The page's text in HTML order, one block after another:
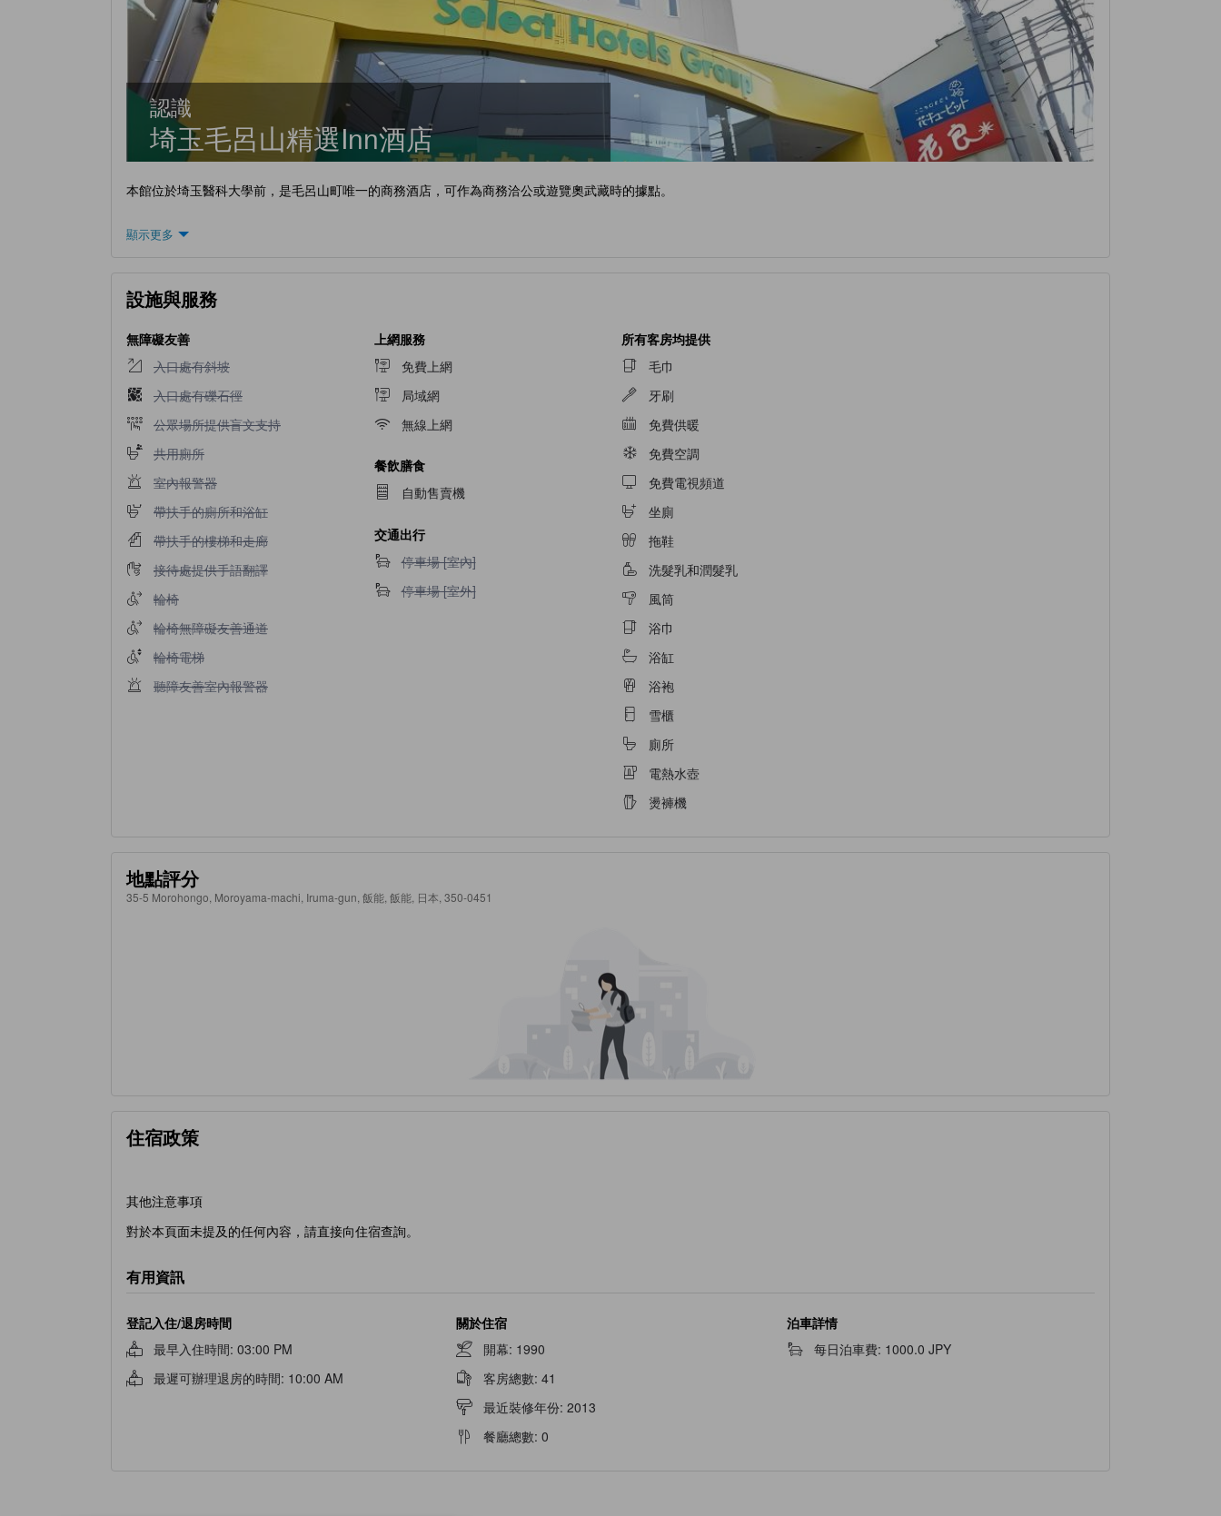
認識
埼玉毛呂山精選Inn酒店
本館位於埼玉醫科大學前，是毛呂山町唯一的商務酒店，可作為商務洽公或遊覽奧武藏時的據點。
顯示更多
設施與服務
無障礙友善
入口處有斜坡不適用
入口處有斜坡
入口處有礫石徑不適用
入口處有礫石徑
公眾場所提供盲文支持不適用
公眾場所提供盲文支持
共用廁所不適用
共用廁所
室內報警器不適用
室內報警器
帶扶手的廁所和浴缸不適用
帶扶手的廁所和浴缸
帶扶手的樓梯和走廊不適用
帶扶手的樓梯和走廊
接待處提供手語翻譯不適用
接待處提供手語翻譯
輪椅不適用
輪椅
輪椅無障礙友善通道不適用
輪椅無障礙友善通道
輪椅電梯不適用
輪椅電梯
聽障友善室內報警器不適用
聽障友善室內報警器
上網服務
免費上網
局域網
無線上網
餐飲膳食
自動售賣機
交通出行
停車場 [室內]不適用
停車場 [室內]
停車場 [室外]不適用
停車場 [室外]
所有客房均提供
毛巾
牙刷
免費供暖
免費空調
免費電視頻道
坐廁
拖鞋
洗髮乳和潤髮乳
風筒
浴巾
浴缸
浴袍
雪櫃
廁所
電熱水壺
燙褲機
地點評分
35-5 Morohongo, Moroyama-machi, Iruma-gun, 飯能, 飯能, 日本, 350-0451
住宿政策
其他注意事項
對於本頁面未提及的任何內容，請直接向住宿查詢。
有用資訊
登記入住/退房時間
最早入住時間: 03:00 PM
最遲可辦理退房的時間: 10:00 AM
關於住宿
開幕: 1990
客房總數:41
最近裝修年份:2013
餐廳總數:0
泊車詳情
每日泊車費: 1000.0 JPY